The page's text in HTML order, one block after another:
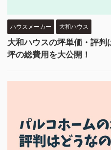
ハウスメーカー 大和ハウス
大和ハウスの坪単価・評
坪の総費用を大公開！